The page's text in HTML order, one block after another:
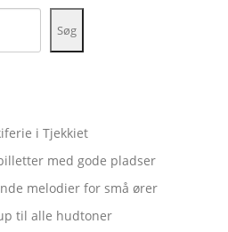
Søg
i Tjekkiet
med gode pladser
melodier for små ører
til alle hudtoner